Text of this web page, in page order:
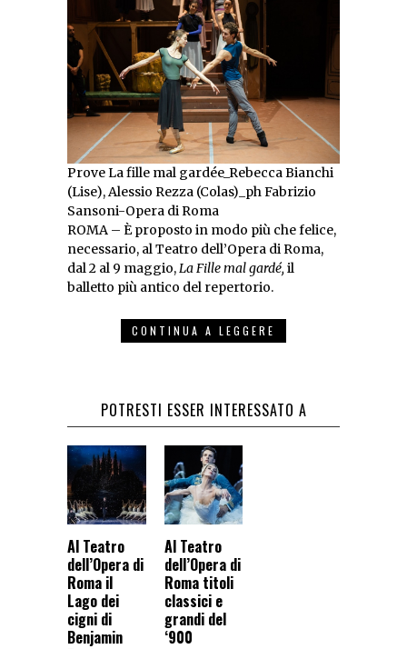
Prove La fille mal gardée_Rebecca Bianchi
(Lise), Alessio Rezza (Colas)_ph Fabrizio
Sansoni-Opera di Roma
ROMA – È proposto in modo più che felice,
necessario, al Teatro dell’Opera di Roma,
dal 2 al 9 maggio,La Fille mal gardé, il
balletto più antico del repertorio.
CONTINUA A LEGGERE
POTRESTI ESSER INTERESSATO A
Al Teatro
dell’Opera di
Roma il
Lago dei
cigni di
Benjamin
Al Teatro
dell’Opera di
Roma titoli
classici e
grandi del
‘900